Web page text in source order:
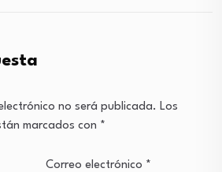
no será publicada. Los
marcados con *
Correo electrónico *